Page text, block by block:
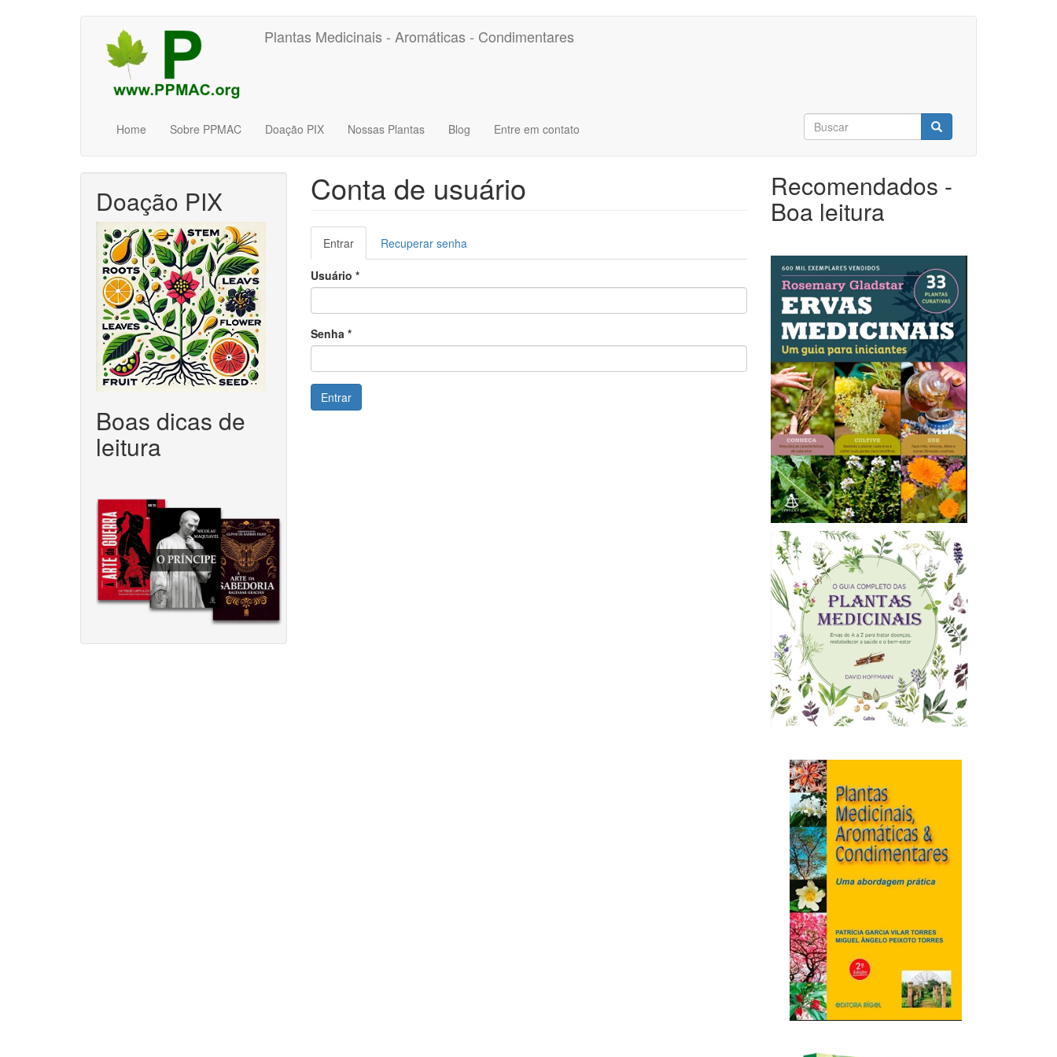
Plantas Medicinais - Aromáticas - Condimentares
Home Sobre PPMAC Doação PIX Nossas Plantas Blog Entre em contato Formulário
de
busca
Doação PIX
Boas dicas de
leitura
Conta de usuário
Abas
primárias
Entrar(aba
ativa)
Recuperar senha
Usuário *
Senha *
Entrar
Recomendados -
Boa leitura